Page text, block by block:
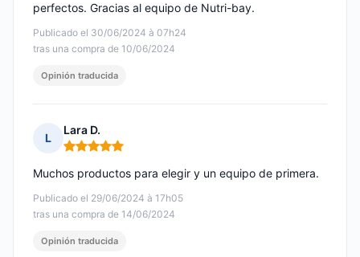
Publicado el 30/06/2024 à 07h24
tras una compra de 10/06/2024
perfectos. Gracias al equipo de Nutri-bay.
Opinión traducida
L
Lara D.
Nota: 5 de 5
Publicado el 29/06/2024 à 17h05
tras una compra de 14/06/2024
Muchos productos para elegir y un equipo de primera.
Opinión traducida